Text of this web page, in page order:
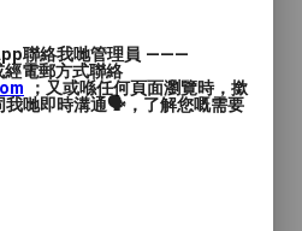
期*
聯絡我哋管理員 ———
經電郵方式聯絡
；又或喺任何頁面瀏覽時，撳
哋即時溝通🗣️，了解您嘅需要